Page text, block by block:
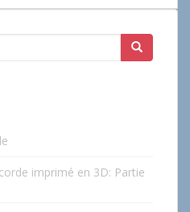
imprimé en 3D: Partie